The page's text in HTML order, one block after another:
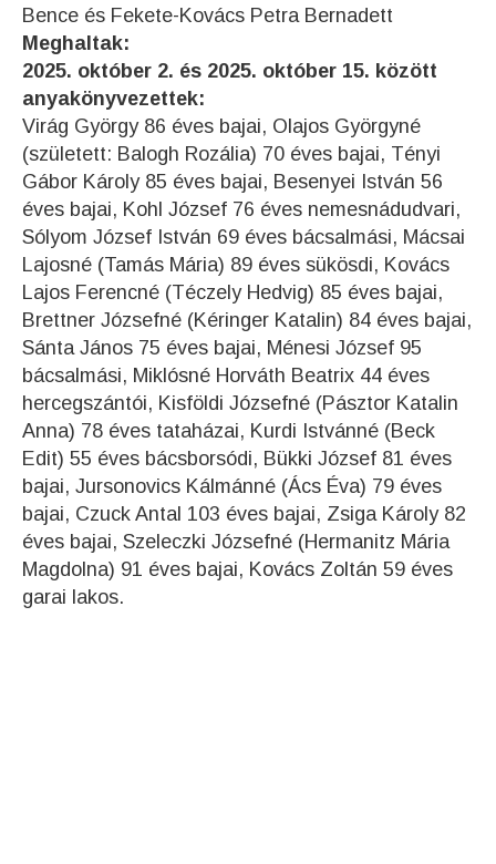
Bence és Fekete-Kovács Petra Bernadett
Meghaltak:
2025. október 2. és 2025. október 15. között
anyakönyvezettek:
Virág György 86 éves bajai, Olajos Györgyné
(született: Balogh Rozália) 70 éves bajai, Tényi
Gábor Károly 85 éves bajai, Besenyei István 56
éves bajai, Kohl József 76 éves nemesnádudvari,
Sólyom József István 69 éves bácsalmási, Mácsai
Lajosné (Tamás Mária) 89 éves sükösdi, Kovács
Lajos Ferencné (Téczely Hedvig) 85 éves bajai,
Brettner Józsefné (Kéringer Katalin) 84 éves bajai,
Sánta János 75 éves bajai, Ménesi József 95
bácsalmási, Miklósné Horváth Beatrix 44 éves
hercegszántói, Kisföldi Józsefné (Pásztor Katalin
Anna) 78 éves tataházai, Kurdi Istvánné (Beck
Edit) 55 éves bácsborsódi, Bükki József 81 éves
bajai, Jursonovics Kálmánné (Ács Éva) 79 éves
bajai, Czuck Antal 103 éves bajai, Zsiga Károly 82
éves bajai, Szeleczki Józsefné (Hermanitz Mária
Magdolna) 91 éves bajai, Kovács Zoltán 59 éves
garai lakos.